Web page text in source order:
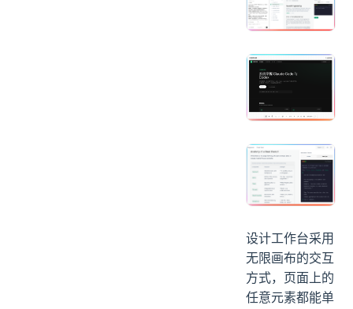
设计工作台采用
无限画布的交互
方式，页面上的
任意元素都能单